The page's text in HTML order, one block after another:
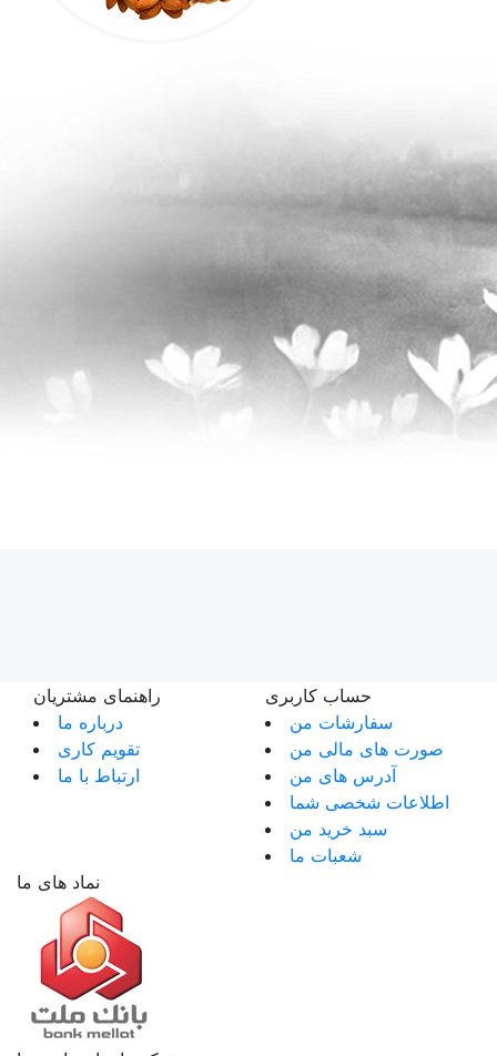
راهنمای مشتریان
درباره ما
تقویم کاری
ارتباط با ما
حساب کاربری
سفارشات من
صورت های مالی من
آدرس های من
اطلاعات شخصی شما
سبد خرید من
شعبات ما
نماد های ما